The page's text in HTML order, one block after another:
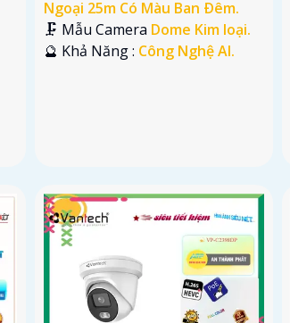
Ngoại 25m Có Màu Ban Ðêm.
🗜️ Mẫu Camera Dome Kim loại.
️🔮 Khả Năng : Công Nghệ AI.